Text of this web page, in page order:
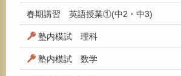
春期講習 英語授業①(中2・中3)
塾内模試 理科
塾内模試 数学